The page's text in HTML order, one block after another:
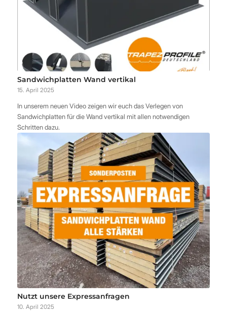
Sandwichplatten Wand vertikal
15. April 2025
In unserem neuen Video zeigen wir euch das Verlegen von
Sandwichplatten für die Wand vertikal mit allen notwendigen
Schritten dazu.
Nutzt unsere Expressanfragen
10. April 2025